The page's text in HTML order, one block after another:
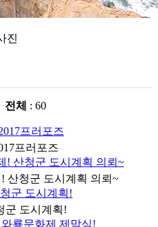
진
전체 : 60
프러포즈
산청군 도시계획 의뢰~
군 도시계획!